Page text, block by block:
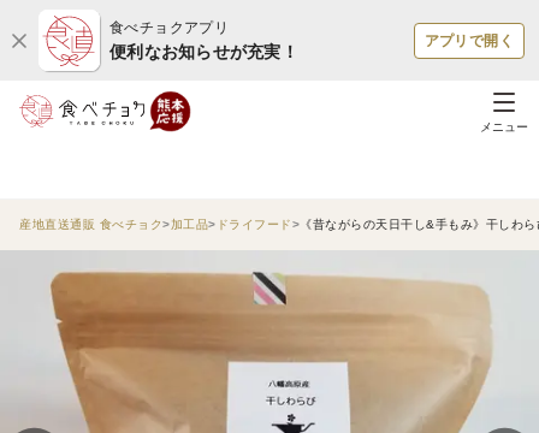
食べチョクアプリ
便利なお知らせが充実！
アプリで開く
メニュー
産地直送通販 食べチョク 加工品 ドライフード 《昔ながらの天日干し&手もみ》干しわ